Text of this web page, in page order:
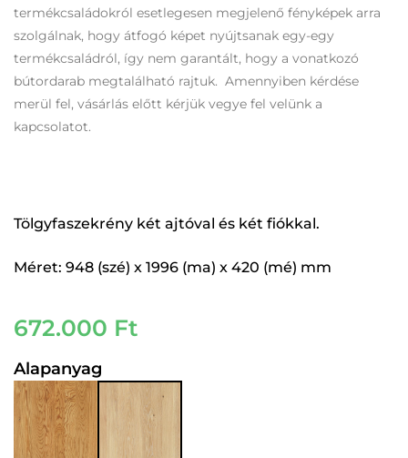
termékcsaládokról esetlegesen megjelenő fényképek arra
szolgálnak, hogy átfogó képet nyújtsanak egy-egy
termékcsaládról, így nem garantált, hogy a vonatkozó
bútordarab megtalálható rajtuk. Amennyiben kérdése
merül fel, vásárlás előtt kérjük vegye fel velünk a
kapcsolatot.
Tölgyfaszekrény két ajtóval és két fiókkal.
Méret: 948 (szé) x 1996 (ma) x 420 (mé) mm
672.000 Ft
Alapanyag